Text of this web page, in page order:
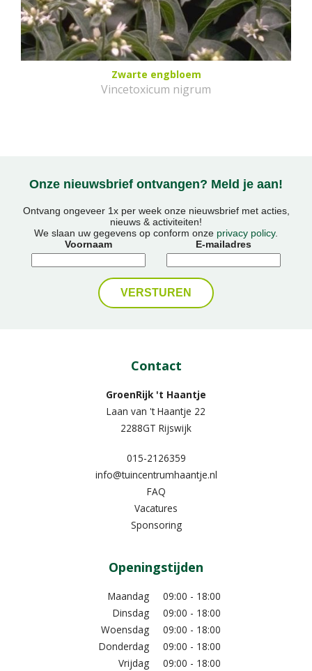
Zwarte engbloem
Vincetoxicum nigrum
Onze nieuwsbrief ontvangen? Meld je aan!
Ontvang ongeveer 1x per week onze nieuwsbrief met acties,
nieuws & activiteiten!
We slaan uw gegevens op conform onze privacy policy.
Voornaam
E-mailadres
Contact
GroenRijk 't Haantje
Laan van 't Haantje 22
2288GT Rijswijk
015-2126359
info@tuincentrumhaantje.nl
FAQ
Vacatures
Sponsoring
Openingstijden
Maandag
09:00 - 18:00
Dinsdag
09:00 - 18:00
Woensdag
09:00 - 18:00
Donderdag
09:00 - 18:00
Vrijdag
09:00 - 18:00